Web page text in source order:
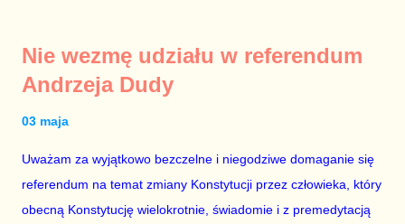
brednie, że Polska może być motorem wzrostu gospodarczego
całej Unii Europejskiej. To tak, jakby rower miał ciągnąć
z roku 1951, czyli czasów stalinizmu. To pewnie dlatego, że nie
chciało mu przejść przez gardło pochwalenie gospodarczej
sytuacji naszego kraju z lat 2007-2015. Bardzo to małe i
Nie wezmę udziału w referendum
Andrzeja Dudy
03 maja
Uważam za wyjątkowo bezczelne i niegodziwe domaganie się
referendum na temat zmiany Konstytucji przez człowieka, który
obecną Konstytucję wielokrotnie, świadomie i z premedytacją